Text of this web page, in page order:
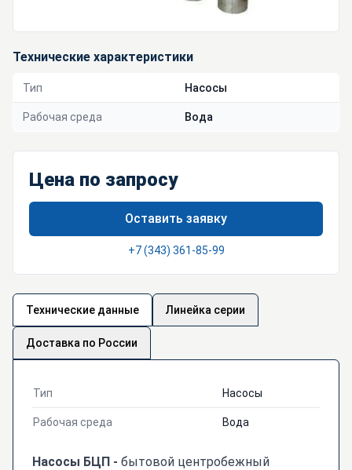
Технические характеристики
Тип Насосы
Рабочая среда Вода
Цена по запросу
Оставить заявку
+7 (343) 361-85-99
Технические данные Линейка серии
Доставка по России
Тип Насосы
Рабочая среда Вода
Насосы БЦП - бытовой центробежный